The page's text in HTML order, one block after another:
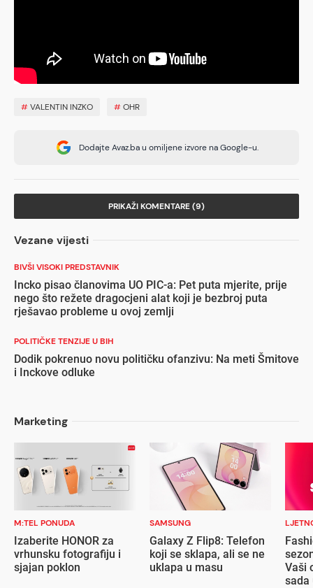
#VALENTIN INZKO #OHR
Dodajte Avaz.ba u omiljene izvore na Google-u.
PRIKAŽI KOMENTARE (9)
Vezane vijesti
BIVŠI VISOKI PREDSTAVNIK
Incko pisao članovima UO PIC-a: Pet puta mjerite, prije
nego što režete dragocjeni alat koji je bezbroj puta
rješavao probleme u ovoj zemlji
POLITIČKE TENZIJE U BIH
Dodik pokrenuo novu političku ofanzivu: Na meti Šmitove
i Inckove odluke
Marketing
M:TEL PONUDA
Izaberite HONOR za
vrhunsku fotografiju i
sjajan poklon
SAMSUNG
Galaxy Z Flip8: Telefon
koji se sklapa, ali se ne
uklapa u masu
Vaši
sada